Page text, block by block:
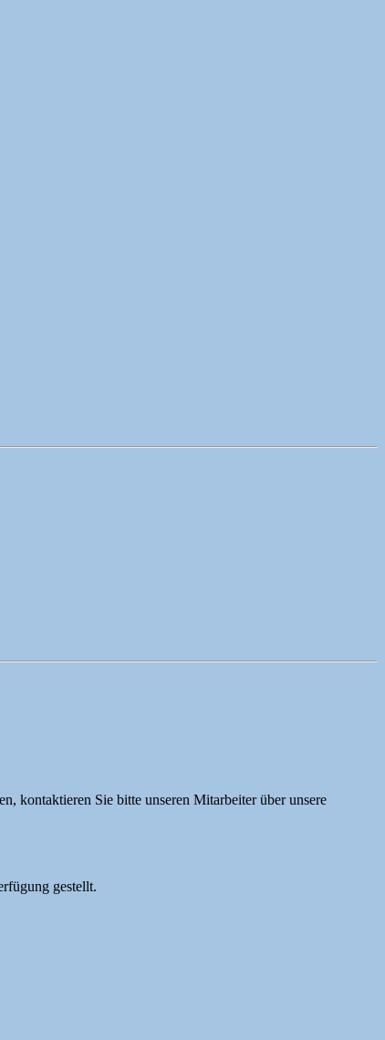
kontaktieren Sie bitte unseren Mitarbeiter über unsere
gestellt.